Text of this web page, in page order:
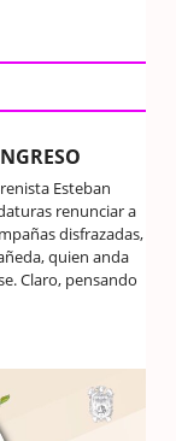
Esteban
renunciar a
disfrazadas,
quien anda
Claro, pensando